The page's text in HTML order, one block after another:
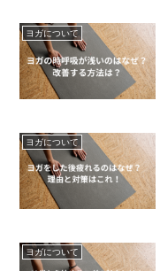
ヨガについて
ヨガについて
ヨガについて